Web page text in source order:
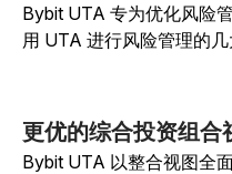
Bybit UTA 专为优化风险
用 UTA 进行风险管理的几
更优的综合投资组合
Bybit UTA 以整合视图全